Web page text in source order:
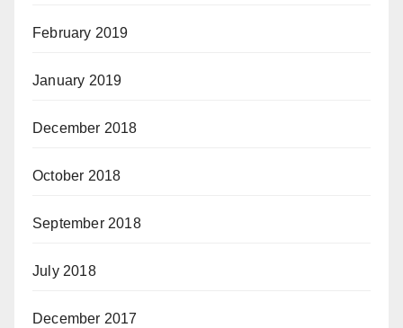
February 2019
January 2019
December 2018
October 2018
September 2018
July 2018
December 2017